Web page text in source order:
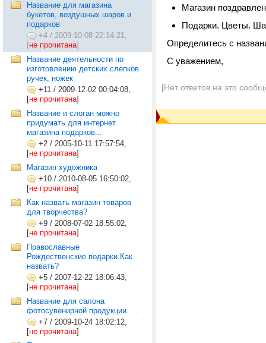
Название для магазина
букетов, воздушных шаров и
подарков
+4 / 2009-10-08 22:14:21,
[не прочитана]
Название деятельности по
изготовлению детских слепков
ручек, ножек
+11 / 2009-12-02 00:04:08,
[не прочитана]
Название и слоган можно
придумать для интернет
магазина подарков...
+2 / 2005-10-11 17:57:54,
[не прочитана]
Магазин художника
+10 / 2010-08-05 16:50:02,
[не прочитана]
Как назвать магазин товаров
для творчества?
+9 / 2008-07-02 18:55:02,
[не прочитана]
Православные
Рождественские подарки.Как
назвать?
+5 / 2007-12-22 18:06:43,
[не прочитана]
Название для салона
фотосувенирной продукции. . .
+7 / 2009-10-24 18:02:12,
[не прочитана]
Магазин
Подарки. Цветы.
Определитесь с
С уважением,
[Нет ответов на это